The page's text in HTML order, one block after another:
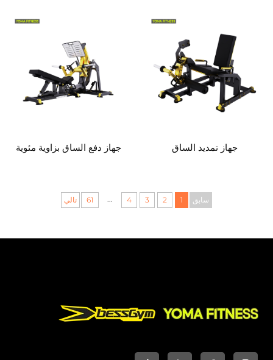
جهاز تمديد الساق جهاز دفع الساق بزاوية مئوية
سابق 1
2
3
4
...
61 تالي